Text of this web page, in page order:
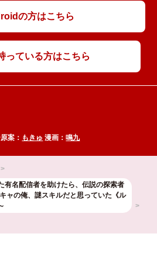
の方はこちら
っている方はこちら
案： もきゅ 漫画：鳴九
有名配信者を助けたら、伝説の探索者
ャの俺、謎󠄀スキルだと思っていた《ル